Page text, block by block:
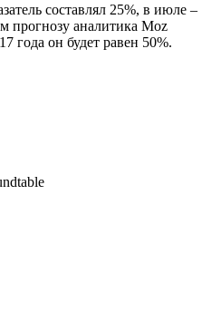
составлял 25%, в июле –
прогнозу аналитика Moz
года он будет равен 50%.